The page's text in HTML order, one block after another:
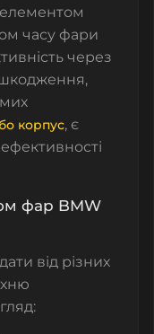
часу фари
через
корпус, є
фар BMW
від різних